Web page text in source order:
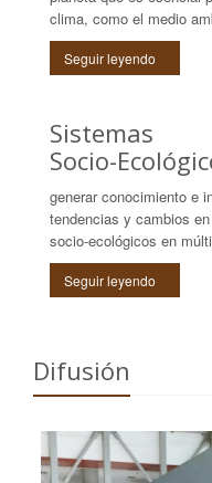
clima, como el medio
Seguir leyendo
Sistemas
Socio-
generar conocimiento e
tendencias y cambios
socio-ecológicos en
Seguir leyendo
Difusión